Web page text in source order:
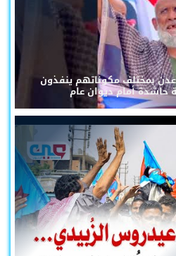
عدن بمختلف مكوناتهم ينفذون
حاشدة أمام ديوان عام